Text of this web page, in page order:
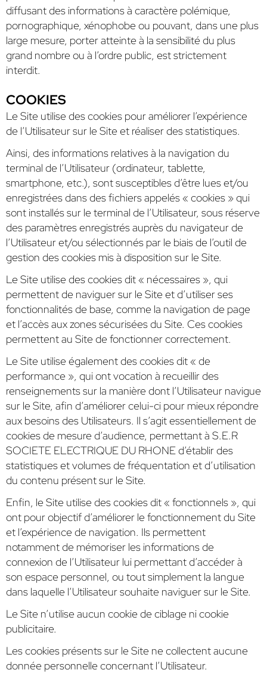
diffusant des informations à caractère polémique,
pornographique, xénophobe ou pouvant, dans une plus
large mesure, porter atteinte à la sensibilité du plus
grand nombre ou à l’ordre public, est strictement
interdit.
COOKIES
Le Site utilise des cookies pour améliorer l’expérience
de l’Utilisateur sur le Site et réaliser des statistiques.
Ainsi, des informations relatives à la navigation du
terminal de l’Utilisateur (ordinateur, tablette,
smartphone, etc.), sont susceptibles d’être lues et/ou
enregistrées dans des fichiers appelés « cookies » qui
sont installés sur le terminal de l’Utilisateur, sous réserve
des paramètres enregistrés auprès du navigateur de
l’Utilisateur et/ou sélectionnés par le biais de l’outil de
gestion des cookies mis à disposition sur le Site.
Le Site utilise des cookies dit « nécessaires », qui
permettent de naviguer sur le Site et d’utiliser ses
fonctionnalités de base, comme la navigation de page
et l’accès aux zones sécurisées du Site. Ces cookies
permettent au Site de fonctionner correctement.
Le Site utilise également des cookies dit « de
performance », qui ont vocation à recueillir des
renseignements sur la manière dont l’Utilisateur navigue
sur le Site, afin d’améliorer celui-ci pour mieux répondre
aux besoins des Utilisateurs. Il s’agit essentiellement de
cookies de mesure d’audience, permettant à S.E.R
SOCIETE ELECTRIQUE DU RHONE d’établir des
statistiques et volumes de fréquentation et d’utilisation
du contenu présent sur le Site.
Enfin, le Site utilise des cookies dit « fonctionnels », qui
ont pour objectif d’améliorer le fonctionnement du Site
et l’expérience de navigation. Ils permettent
notamment de mémoriser les informations de
connexion de l’Utilisateur lui permettant d’accéder à
son espace personnel, ou tout simplement la langue
dans laquelle l’Utilisateur souhaite naviguer sur le Site.
Le Site n’utilise aucun cookie de ciblage ni cookie
publicitaire.
Les cookies présents sur le Site ne collectent aucune
donnée personnelle concernant l’Utilisateur.